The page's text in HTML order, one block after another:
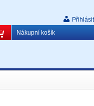
Nákupní košík